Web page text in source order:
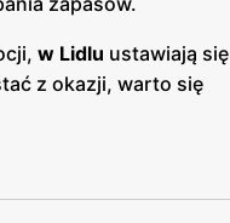
w Lidlu ustawiają się
z okazji, warto się